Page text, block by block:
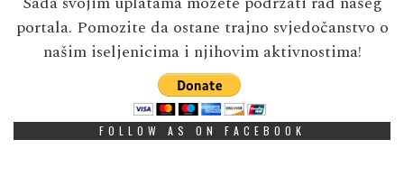
portala. Pomozite da ostane trajno svjedočanstvo o
našim iseljenicima i njihovim aktivnostima!
FOLLOW AS ON FACEBOOK